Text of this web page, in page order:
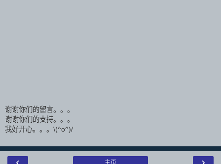
谢谢你们的留言。。。
谢谢你们的支持。。。
我好开心。。。\(^o^)/
主页